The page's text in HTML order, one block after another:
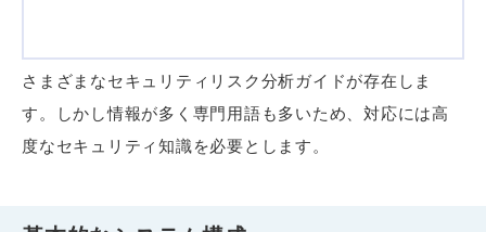
さまざまなセキュリティリスク分析ガイドが存在しま
す。しかし情報が多く専門用語も多いため、対応には高
度なセキュリティ知識を必要とします。